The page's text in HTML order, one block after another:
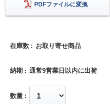
PDFファイルに変換
在庫数 お取り寄せ商品
納期 通常9営業日以内に出荷
数量